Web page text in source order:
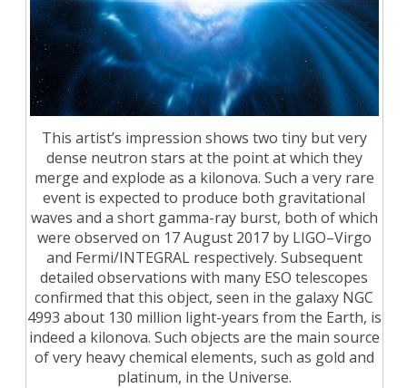
This artist’s impression shows two tiny but very
dense neutron stars at the point at which they
merge and explode as a kilonova. Such a very rare
event is expected to produce both gravitational
waves and a short gamma-ray burst, both of which
were observed on 17 August 2017 by LIGO–Virgo
and Fermi/INTEGRAL respectively. Subsequent
detailed observations with many ESO telescopes
confirmed that this object, seen in the galaxy NGC
4993 about 130 million light-years from the Earth, is
indeed a kilonova. Such objects are the main source
of very heavy chemical elements, such as gold and
platinum, in the Universe.